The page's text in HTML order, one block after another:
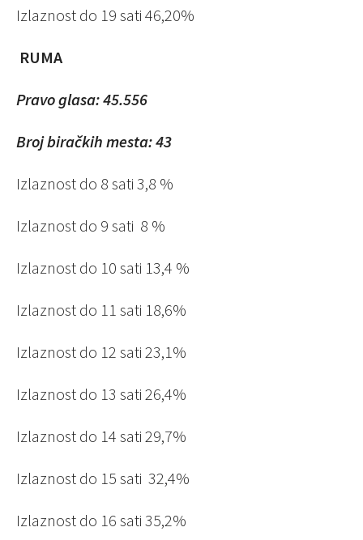
Izlaznost do 19 sati 46,20%
RUMA
Pravo glasa: 45.556
Broj biračkih mesta: 43
Izlaznost do 8 sati 3,8 %
Izlaznost do 9 sati 8 %
Izlaznost do 10 sati 13,4 %
Izlaznost do 11 sati 18,6%
Izlaznost do 12 sati 23,1%
Izlaznost do 13 sati 26,4%
Izlaznost do 14 sati 29,7%
Izlaznost do 15 sati 32,4%
Izlaznost do 16 sati 35,2%